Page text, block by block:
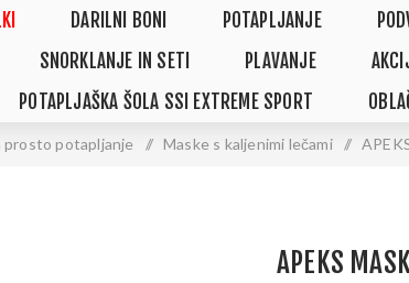
DARILNI BONI POTAPLJANJE
SNORKLANJE IN SETI PLAVANJE
POTAPLJAŠKA ŠOLA SSI EXTREME SPORT
prosto potapljanje / Maske s kaljenimi lečami /
APEKS